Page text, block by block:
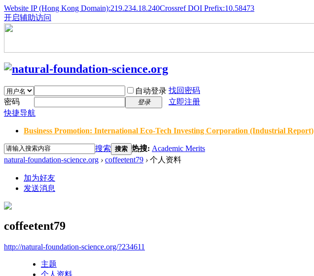
Website IP (Hong Kong Domain):219.234.18.240Crossref DOI Prefix:10.58473
开启辅助访问
自动登录 找回密码
密码
登录
立即注册
快捷导航
Business Promotion: International Eco-Tech Investing Corporation (Industrial Report)
搜索 搜索 热搜: Academic Merits
natural-foundation-science.org › coffeetent79 › 个人资料
加为好友
发送消息
coffeetent79
http://natural-foundation-science.org/?234611
主题
个人资料